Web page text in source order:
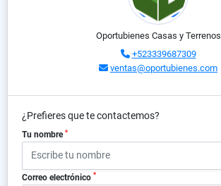
Oportubienes Casas y Terrenos
+523339687309
ventas@oportubienes.com
¿Prefieres que te contactemos?
Tu nombre *
Correo electrónico *